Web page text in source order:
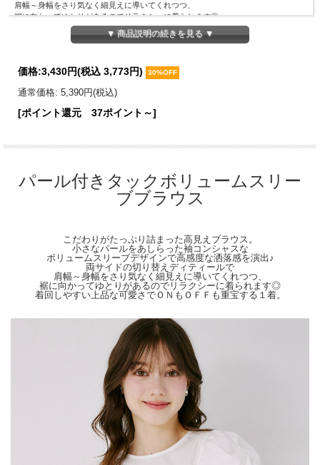
肩幅～身幅をさり気なく細見えに導いてくれつつ、
裾に向かってゆとりがあるのでリラクシーに着られます◎
着回しやすい上品な可愛さでＯＮもＯＦＦも重宝する１着。
裏地：ポリエステル100％
【Detail】
肩幅：29.7cm
【Attention】サイズは平置きサイズとなりますので測り方により誤差が出る場合が
ございます。 色合いはモニター環境により若干の誤差が出ます。 ライティングや
天候によりモデル画像と物撮り画像のカラーに違いある場合、物撮り画像の方が実
▼ 商品説明の続きを見る ▼
価格:3,430円(税込 3,773円) 30%OFF
通常価格: 5,390円(税込)
[ポイント還元 37ポイント～]
パール付きタックボリュームスリー
ブブラウス
こだわりがたっぷり詰まった高見えブラウス。
小さなパールをあしらった袖コンシャスな
ボリュームスリーブデザインで高感度な洒落感を演出♪
両サイドの切り替えディティールで
肩幅～身幅をさり気なく細見えに導いてくれつつ、
裾に向かってゆとりがあるのでリラクシーに着られます◎
着回しやすい上品な可愛さでＯＮもＯＦＦも重宝する１着。